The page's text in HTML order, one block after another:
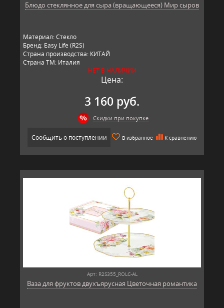
Блюдо стеклянное для сыра (вращающееся) Мир сыров
Материал: Стекло
Бренд: Easy Life (R2S)
Страна производства: КИТАЙ
Страна ТМ: Италия
НЕТ В НАЛИЧИИ
Цена:
3 160 руб.
Скидки при покупке
Сообщить о поступлении В избранное К сравнению
Арт: R2S355_ROLC-AL
Ваза для фруктов двухъярусная Цветочная романтика